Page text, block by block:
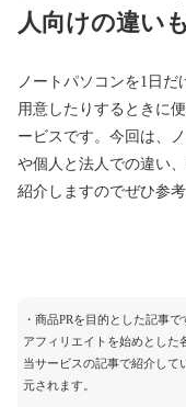
人向けの違い
ノートパソコンを1日
用意したりするときに
ービスです。今回は、
や個人と法人での違い
紹介しますのでぜひ参
・商品PRを目的とした記事
アフィリエイトを始めとした
当サービスの記事で紹介して
元されます。